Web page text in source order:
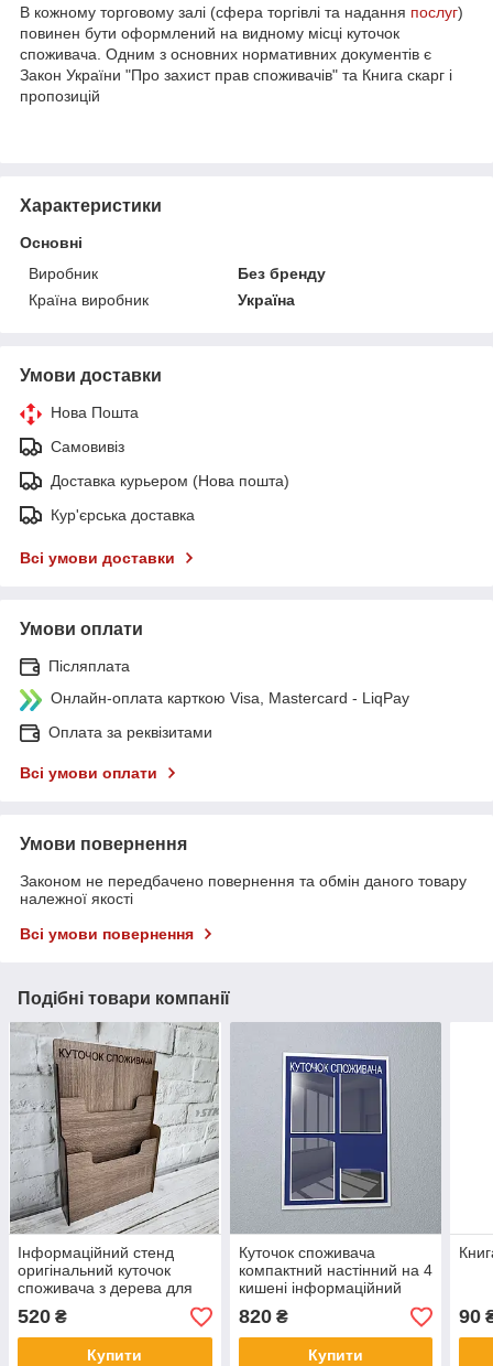
В кожному торговому залі (сфера торгівлі та надання послуг)
повинен бути оформлений на видному місці куточок
споживача. Одним з основних нормативних документів є
Закон України "Про захист прав споживачів" та Книга скарг і
пропозицій
Характеристики
Основні
Виробник
Без бренду
Країна виробник
Україна
Умови доставки
Нова Пошта
Самовивіз
Доставка курьером (Нова пошта)
Кур'єрська доставка
Всі умови доставки
Умови оплати
Післяплата
Онлайн-оплата карткою Visa, Mastercard - LiqPay
Оплата за реквізитами
Всі умови оплати
Умови повернення
Законом не передбачено повернення та обмін даного товару
належної якості
Всі умови повернення
Подібні товари компанії
Інформаційний стенд
оригінальний куточок
споживача з дерева для
магазину, салону краси,
кафе
520 ₴
Купити
Куточок споживача
компактний настінний на 4
кишені інформаційний
стенд синій
820₴
Купити
90